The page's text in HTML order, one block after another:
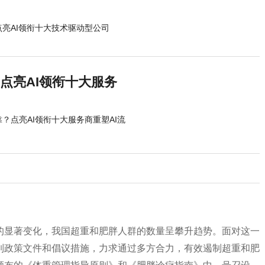
AI领衔十大技术驱动型公司
亮AI领衔十大服务
点亮AI领衔十大服务商重塑AI流
著变化，我国超重和肥胖人群的数量呈攀升趋势。面对这一
策文件和倡议措施，力求通过多方合力，有效遏制超重和肥